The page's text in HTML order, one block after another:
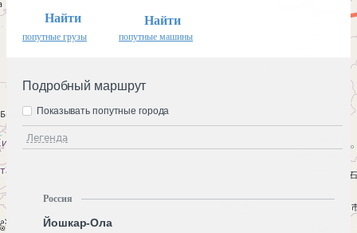
Найти
попутные грузы
Найти
попутные машины
Подробный маршрут
Легенда
Показывать попутные города
Россия
Йошкар-Ола